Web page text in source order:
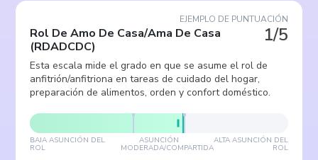
EJEMPLO DE PUNTUACIÓN
1/5
Rol De Amo De Casa/Ama De Casa
(RDADCDC)
Esta escala mide el grado en que se asume el rol de
anfitrión/anfitriona en tareas de cuidado del hogar,
preparación de alimentos, orden y confort doméstico.
BAJA ASUNCIÓN DEL
ROL
ASUNCIÓN
MODERADA/COMPARTIDA
ALTA ASUNCIÓN DEL
ROL